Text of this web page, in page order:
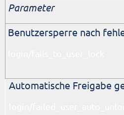
Parameter
Benutzersperre nach
Automatische Freigabe